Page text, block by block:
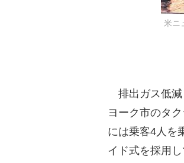
米ニ
排出ガス低減
ヨーク市のタ
には乗客4人を
イド式を採用